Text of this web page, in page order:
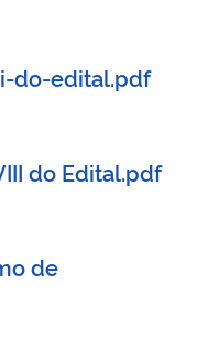
do-edital.pdf
do Edital.pdf
de